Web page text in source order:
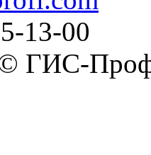
13-00
ГИС-